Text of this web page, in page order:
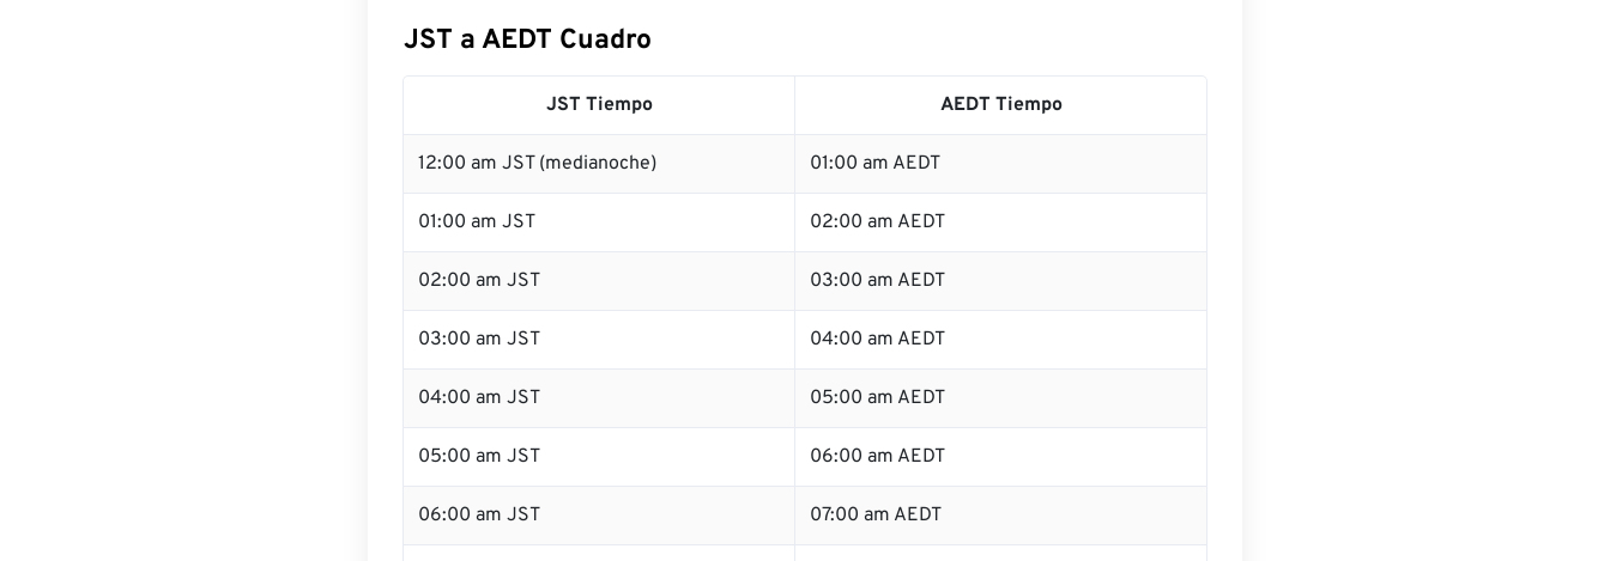
JST a AEDT Cuadro
JST Tiempo AEDT Tiempo
12:00 am JST (medianoche) 01:00 am AEDT
01:00 am JST 02:00 am AEDT
02:00 am JST 03:00 am AEDT
03:00 am JST 04:00 am AEDT
04:00 am JST 05:00 am AEDT
05:00 am JST 06:00 am AEDT
06:00 am JST 07:00 am AEDT